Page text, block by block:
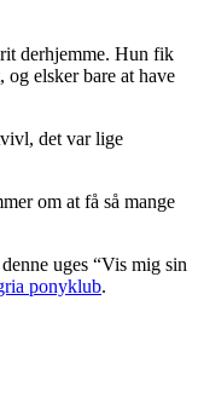
derhjemme. Hun fik
og elsker bare at have
det var lige
om at få så mange
uges “Vis mig sin
ponyklub.